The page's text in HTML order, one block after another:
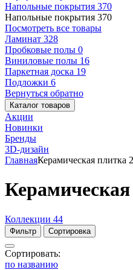
Напольные покрытия 370
Напольные покрытия 370
Посмотреть все товары
Ламинат 328
Пробковые полы 0
Виниловые полы 16
Паркетная доска 19
Подложки 6
Вернуться обратно
Каталог товаров
Акции
Новинки
Бренды
3D-дизайн
ГлавнаяКерамическая плитка
Коллекции 44
Фильтр Сортировка
Сортировать:
по названию